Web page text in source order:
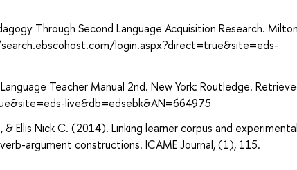
Through Second Language Acquisition Research.
login.aspx?direct=true&site=eds-
Teacher Manual 2nd. New York: Routledge.
live&db=edsebk&AN=664975
Ellis Nick C. (2014). Linking learner corpus and
argument constructions. ICAME Journal, (1), 115.